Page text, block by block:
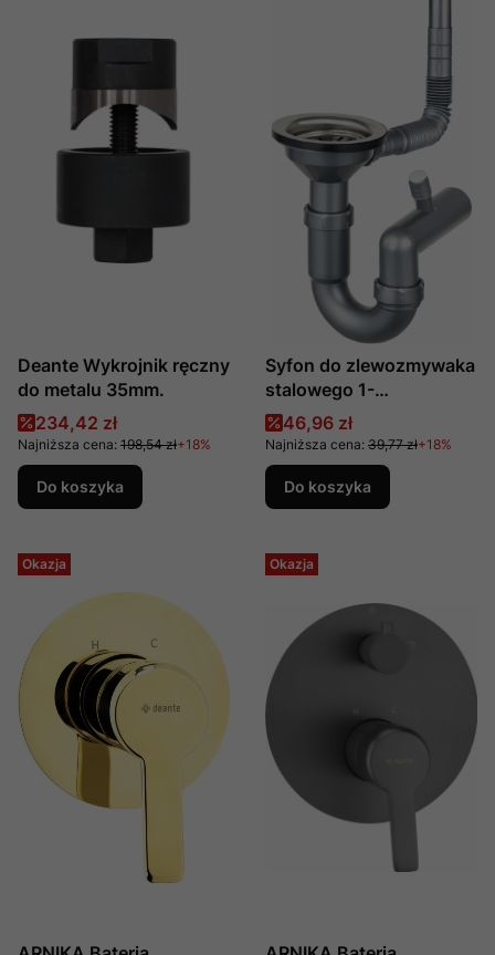
Deante Wykrojnik ręczny
do metalu 35mm.
Cena promocyjna
234,42 zł
Najniższa cena: 198,54 zł+18%
Do koszyka
Syfon do zlewozmywaka
stalowego 1-
komorowego - odpływ 2"
ZXY_9926 Deante
Cena promocyjna
46,96 zł
Najniższa cena: 39,77 zł+18%
Do koszyka
Okazja Okazja